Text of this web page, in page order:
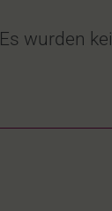
Es wurden